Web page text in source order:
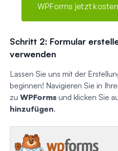
WPForms jetzt
Schritt 2: Formular
verwenden
Lassen Sie uns mit der
beginnen! Navigieren Sie in
zu WPForms und klicken Sie
hinzufügen.